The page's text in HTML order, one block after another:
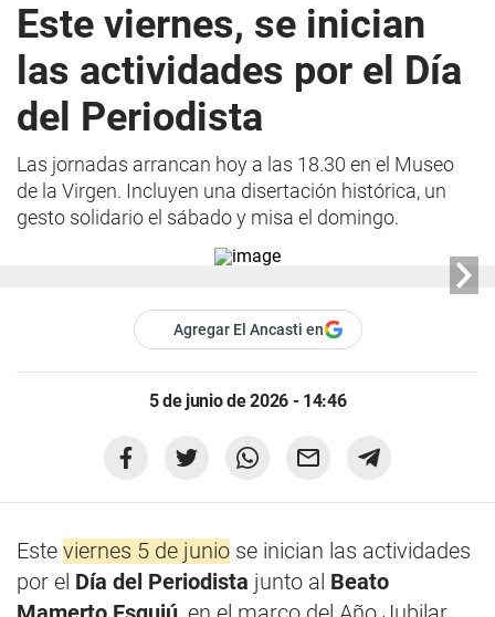
Este viernes, se inician
las actividades por el Día
del Periodista
Las jornadas arrancan hoy a las 18.30 en el Museo
de la Virgen. Incluyen una disertación histórica, un
gesto solidario el sábado y misa el domingo.
Agregar El Ancasti en
5 de junio de 2026 - 14:46
Este viernes 5 de junio se inician las actividades
por el Día del Periodista junto al Beato